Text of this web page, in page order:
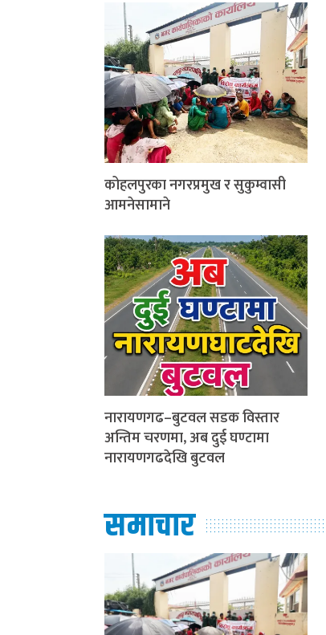
कोहलपुरका नगरप्रमुख र सुकुम्वासी
आमनेसामाने
नारायणगढ–बुटवल सडक विस्तार
अन्तिम चरणमा, अब दुई घण्टामा
नारायणगढदेखि बुटवल
समाचार